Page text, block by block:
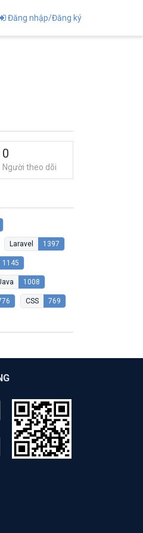
Đăng nhập/Đăng ký
0
Người theo dõi
Laravel 1397
1145
1008
CSS 769